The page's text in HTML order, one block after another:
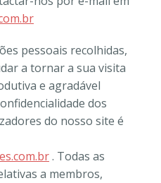
pessoais recolhidas,
a tornar a sua visita
e agradável
dos
do nosso site é
. Todas as
a membros,